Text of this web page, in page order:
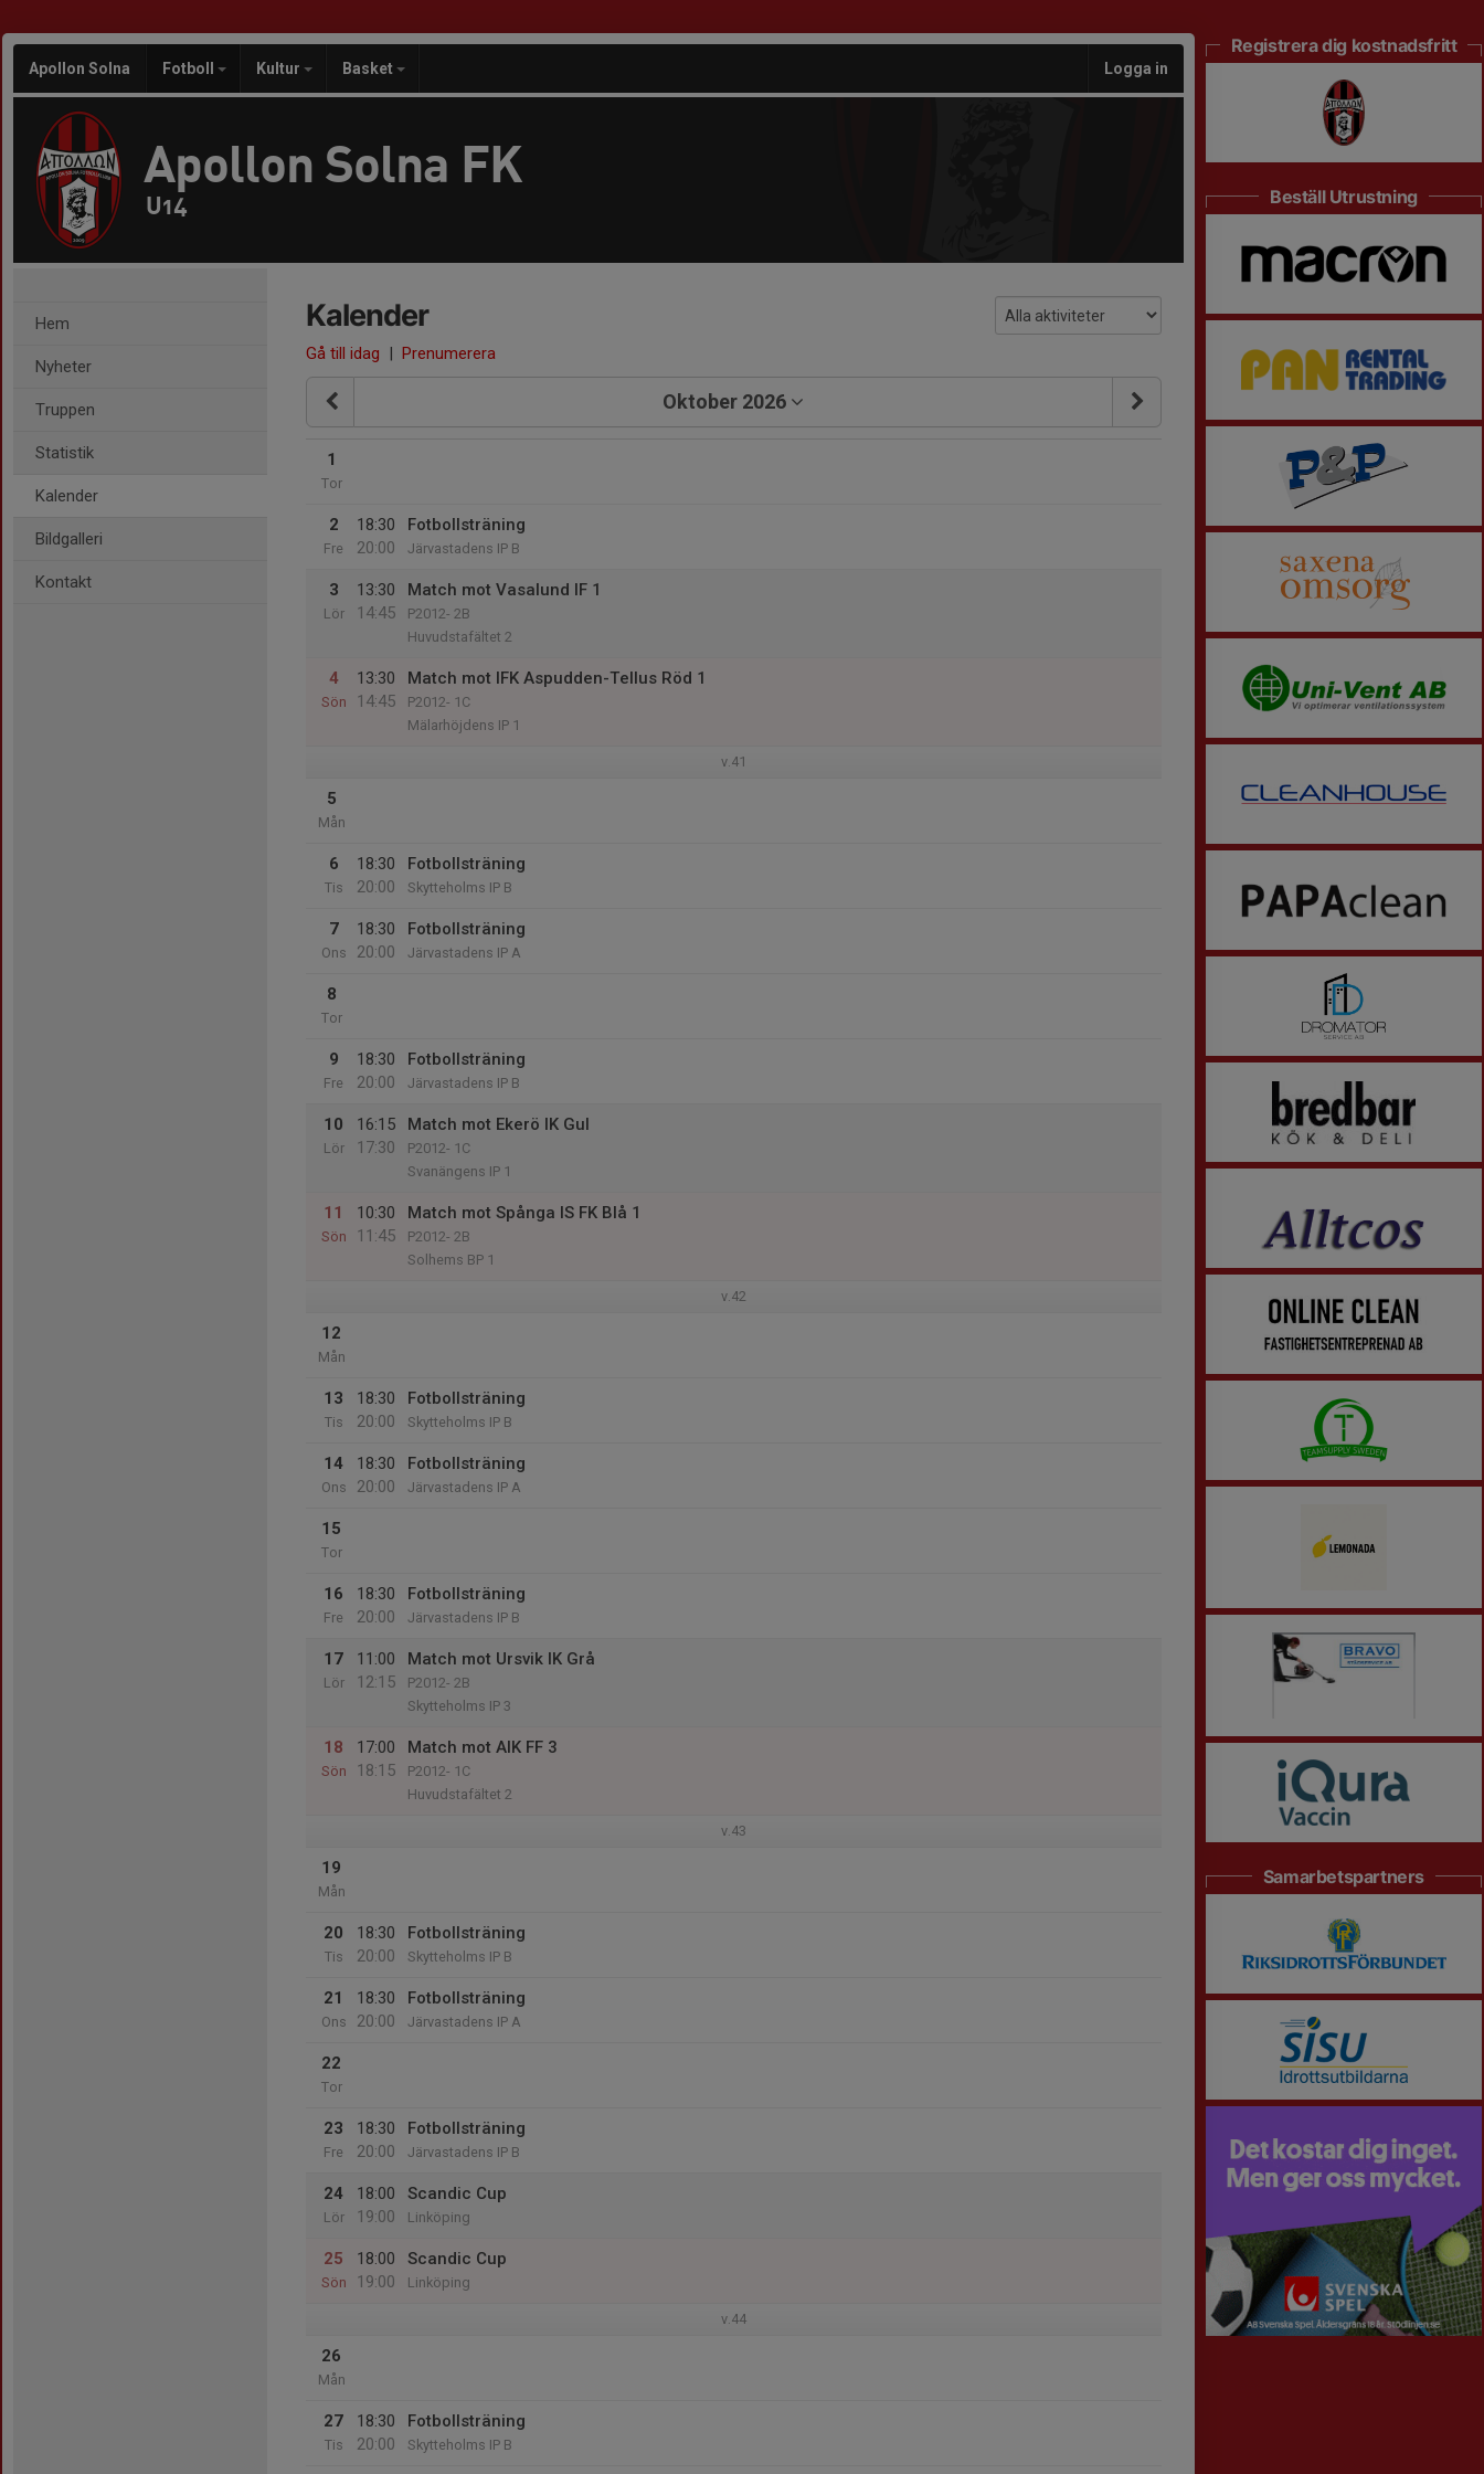
Apollon Solna Fotboll Kultur Basket Logga in
Apollon Solna FK
U14
Hem
Nyheter
Truppen
Statistik
Kalender
Bildgalleri
Kontakt
Kalender
Gå till idag | Prenumerera
Oktober 2026
1
Tor
2
Fre
18:30
20:00
Fotbollsträning
Järvastadens IP B
3
Lör
13:30
14:45
Match mot Vasalund IF 1
P2012- 2B
Huvudstafältet 2
4
Sön
13:30
14:45
Match mot IFK Aspudden-Tellus Röd 1
P2012- 1C
Mälarhöjdens IP 1
v.41
5
Mån
6
Tis
18:30
20:00
Fotbollsträning
Skytteholms IP B
7
Ons
18:30
20:00
Fotbollsträning
Järvastadens IP A
8
Tor
9
Fre
18:30
20:00
Fotbollsträning
Järvastadens IP B
10
Lör
16:15
17:30
Match mot Ekerö IK Gul
P2012- 1C
Svanängens IP 1
11
Sön
10:30
11:45
Match mot Spånga IS FK Blå 1
P2012- 2B
Solhems BP 1
v.42
12
Mån
13
Tis
18:30
20:00
Fotbollsträning
Skytteholms IP B
14
Ons
18:30
20:00
Fotbollsträning
Järvastadens IP A
15
Tor
16
Fre
18:30
20:00
Fotbollsträning
Järvastadens IP B
17
Lör
11:00
12:15
Match mot Ursvik IK Grå
P2012- 2B
Skytteholms IP 3
18
Sön
17:00
18:15
Match mot AIK FF 3
P2012- 1C
Huvudstafältet 2
v.43
19
Mån
20
Tis
18:30
20:00
Fotbollsträning
Skytteholms IP B
21
Ons
18:30
20:00
Fotbollsträning
Järvastadens IP A
22
Tor
23
Fre
18:30
20:00
Fotbollsträning
Järvastadens IP B
24
Lör
18:00
19:00
Scandic Cup
Linköping
25
Sön
18:00
19:00
Scandic Cup
Linköping
v.44
26
Mån
27
Tis
18:30
20:00
Fotbollsträning
Skytteholms IP B
Registrera dig kostnadsfritt
Beställ Utrustning
Samarbetspartners